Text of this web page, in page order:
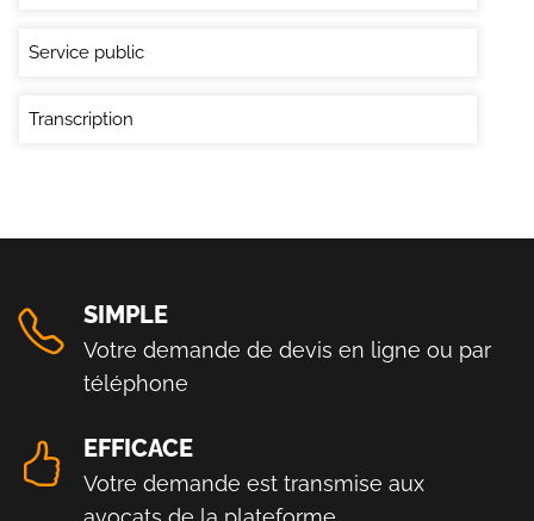
Service public
Transcription
SIMPLE
Votre demande de devis en ligne ou par
téléphone
EFFICACE
Votre demande est transmise aux